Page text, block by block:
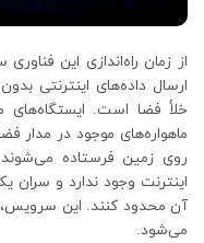
از زمان راه‌اندازی این
ارسال داده‌های اینترنتی
خلأ فضا است. ایستگاه‌های
ماهواره‌های موجود در مدار
روی زمین فرستاده
اینترنت وجود ندارد و سران
آن محدود کنند. این سرویس،
می‌شود.